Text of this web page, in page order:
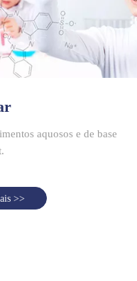
aquosos e de base
>>